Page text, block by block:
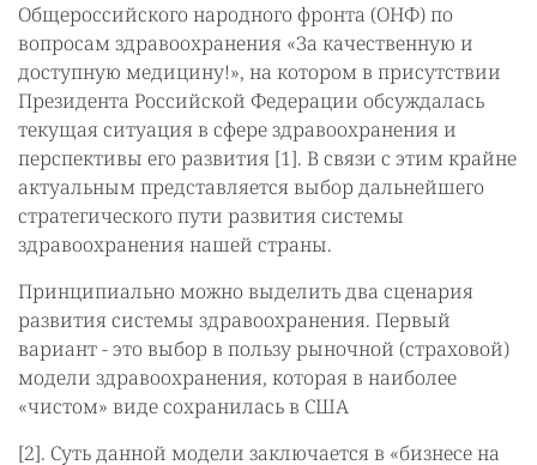
Общероссийского народного фронта (ОНФ) по
вопросам здравоохранения «За качественную и
доступную медицину!», на котором в присутствии
Президента Российской Федерации обсуждалась
текущая ситуация в сфере здравоохранения и
перспективы его развития [1]. В связи с этим крайне
актуальным представляется выбор дальнейшего
стратегического пути развития системы
здравоохранения нашей страны.
Принципиально можно выделить два сценария
развития системы здравоохранения. Первый
вариант - это выбор в пользу рыночной (страховой)
модели здравоохранения, которая в наиболее
«чистом» виде сохранилась в США
[2]. Суть данной модели заключается в «бизнесе на